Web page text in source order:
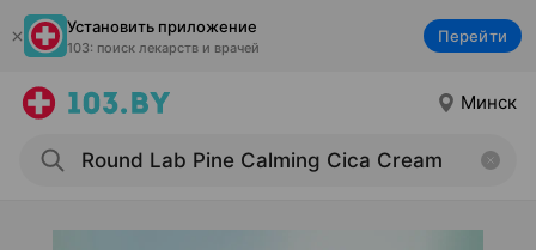
Установить приложение
103: поиск лекарств и врачей
Перейти
Минск